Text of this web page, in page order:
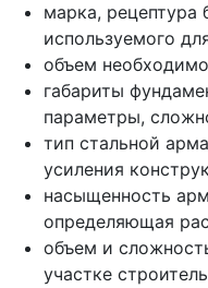
марка, рецептура
используемого
объем
габариты
параметры,
тип стальной
усиления
насыщенность
определяющая
объем и
участке